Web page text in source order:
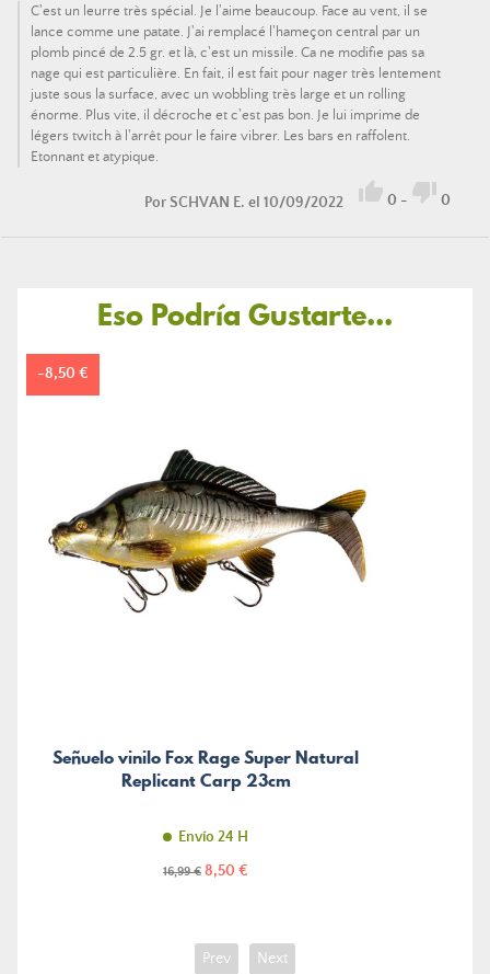
C'est un leurre très spécial. Je l'aime beaucoup. Face au vent, il se
lance comme une patate. J'ai remplacé l'hameçon central par un
plomb pincé de 2.5 gr. et là, c'est un missile. Ca ne modifie pas sa
nage qui est particulière. En fait, il est fait pour nager très lentement
juste sous la surface, avec un wobbling très large et un rolling
énorme. Plus vite, il décroche et c'est pas bon. Je lui imprime de
légers twitch à l'arrêt pour le faire vibrer. Les bars en raffolent.
Etonnant et atypique.
Por SCHVAN E. el 10/09/2022  0 -  0
Eso Podría Gustarte...
Señuelo vinilo Fox Rage Super Natural
Replicant Carp 23cm
Envío 24 H
Precio
16,99 € Precio
8,50 €
-8,50 €
Prev Next